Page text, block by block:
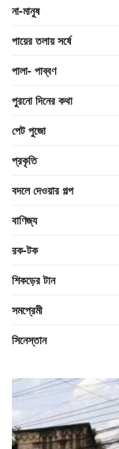
না-মানুষ
পায়ের তলায় সর্ষে
পালা- পাব্বণ
পুরনো দিনের কথা
পেট পুজো
প্রকৃতি
বদলে দেওয়ার গল্প
বাণিজ্য
রক-টক
শিকড়ের টান
সমপ্রেমী
সিনেস্তান